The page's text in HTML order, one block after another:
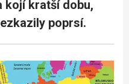
kojí kratší dobu,
poprsí.